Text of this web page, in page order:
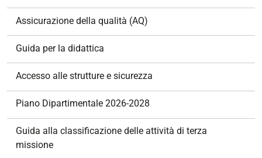
Assicurazione della qualità (AQ)
Guida per la didattica
Accesso alle strutture e sicurezza
Piano Dipartimentale 2026-2028
Guida alla classificazione delle attività di terza
missione